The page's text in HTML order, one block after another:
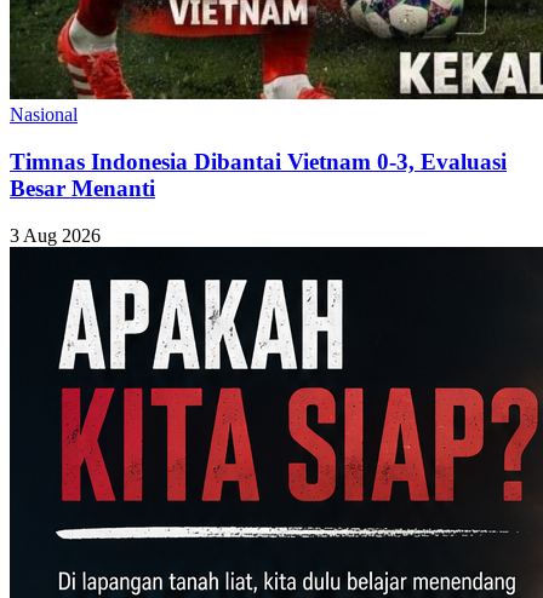
Nasional
Timnas Indonesia Dibantai Vietnam 0-3, Evaluasi
Besar Menanti
3 Aug 2026